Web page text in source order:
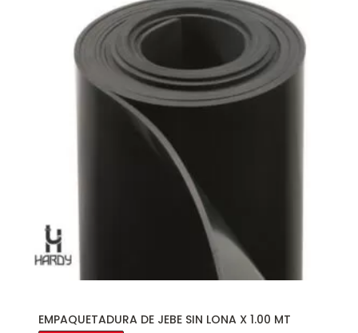
EMPAQUETADURA DE JEBE SIN LONA X 1.00 MT